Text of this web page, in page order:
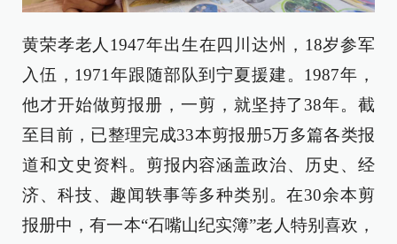
黄荣孝老人1947年出生在四川达州，18岁参军
入伍，1971年跟随部队到宁夏援建。1987年，
他才开始做剪报册，一剪，就坚持了38年。截
至目前，已整理完成33本剪报册5万多篇各类报
道和文史资料。剪报内容涵盖政治、历史、经
济、科技、趣闻轶事等多种类别。在30余本剪
报册中，有一本“石嘴山纪实簿”老人特别喜欢，